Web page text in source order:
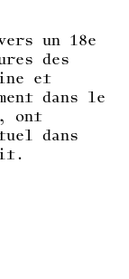
un 18e
des
et
dans le
ont
dans